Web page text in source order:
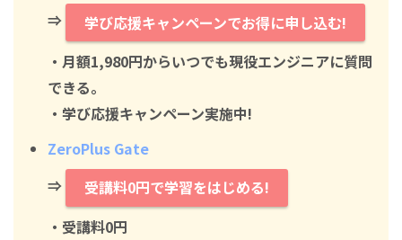
⇒
学び応援キャンペーンでお得に申し込む!
・月額1,980円からいつでも現役エンジニアに質問
できる。
・学び応援キャンペーン実施中!
ZeroPlus Gate
⇒
受講料0円で学習をはじめる!
・ 受講料0円